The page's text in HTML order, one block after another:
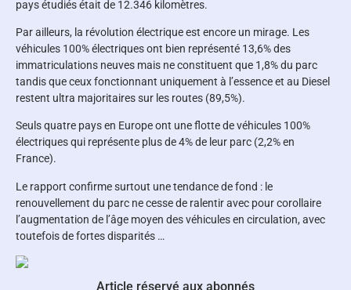
pays étudiés était de 12.346 kilomètres.
Par ailleurs, la révolution électrique est encore un mirage. Les
véhicules 100% électriques ont bien représenté 13,6% des
immatriculations neuves mais ne constituent que 1,8% du parc
tandis que ceux fonctionnant uniquement à l’essence et au Diesel
restent ultra majoritaires sur les routes (89,5%).
Seuls quatre pays en Europe ont une flotte de véhicules 100%
électriques qui représente plus de 4% de leur parc (2,2% en
France).
Le rapport confirme surtout une tendance de fond : le
renouvellement du parc ne cesse de ralentir avec pour corollaire
l’augmentation de l’âge moyen des véhicules en circulation, avec
toutefois de fortes disparités …
Article réservé aux abonnés